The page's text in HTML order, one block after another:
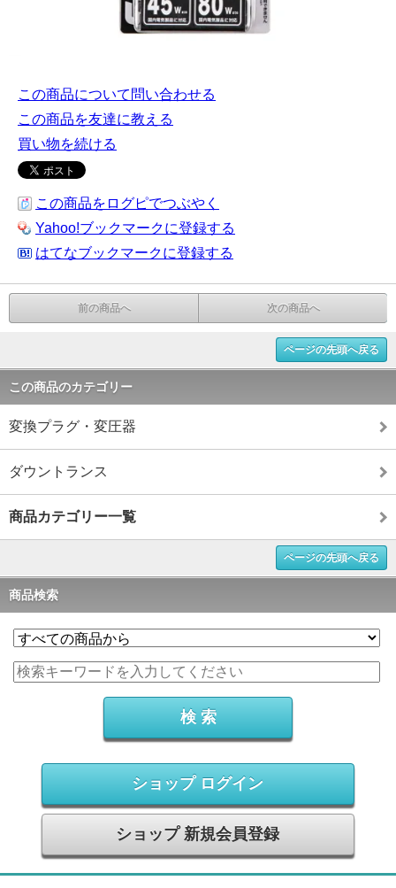
この商品について問い合わせる
この商品を友達に教える
買い物を続ける
この商品をログピでつぶやく
Yahoo!ブックマークに登録する
はてなブックマークに登録する
前の商品へ 次の商品へ
ページの先頭へ戻る
この商品のカテゴリー
変換プラグ・変圧器
ダウントランス
商品カテゴリー一覧
ページの先頭へ戻る
商品検索
ショップ ログイン
ショップ 新規会員登録